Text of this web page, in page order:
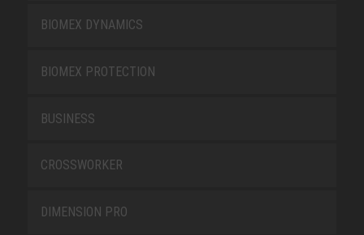
BIOMEX DYNAMICS
BIOMEX PROTECTION
BUSINESS
CROSSWORKER
DIMENSION PRO